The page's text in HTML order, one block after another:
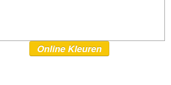
Online Kleuren